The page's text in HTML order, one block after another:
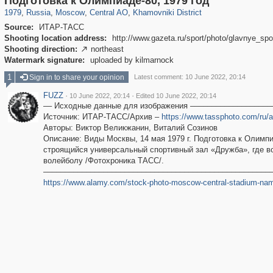
1979, Russia, Moscow, Central AO, Khamovniki District
Source:
ИТАР-ТАСС
Shooting location address:
http://www.gazeta.ru/sport/photo/
Shooting direction:  northeast
Watermark signature:
uploaded by kilmarnock
1 Sign in to share your opinion Latest comment: 10 June 2022, 20:14
FUZZ · 10 June 2022, 20:14 · Edited 10 June 2022, 20:14
–– Исходные данные для изображения
Источник: ИТАР-ТАСС/Архив – https://www.tassphoto.com/ru/
Авторы: Виктор Великжанин, Виталий Созинов
Описание: Виды Москвы, 14 мая 1979 г. Подготовка к
строящийся универсальный спортивный зал «Дружба», где
волейболу /Фотохроника ТАСС/.
https://www.alamy.com/stock-photo-moscow-central-stadium-